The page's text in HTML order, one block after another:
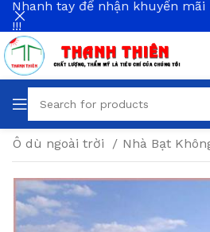
Ô dù ngoài trời Nhà Bạt
Nhanh tay để nhận khuyến
!!!